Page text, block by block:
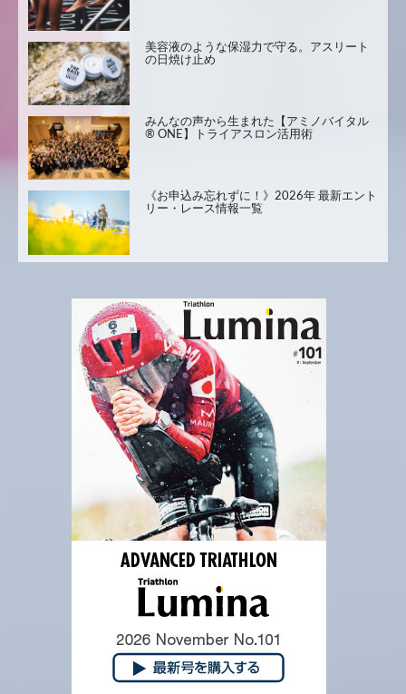
美容液のような保湿力で守る。アスリート
の日焼け止め
みんなの声から生まれた【アミノバイタル
® ONE】トライアスロン活用術
《お申込み忘れずに！》2026年 最新エント
リー・レース情報一覧